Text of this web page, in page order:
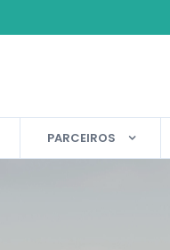
PARCEIROS